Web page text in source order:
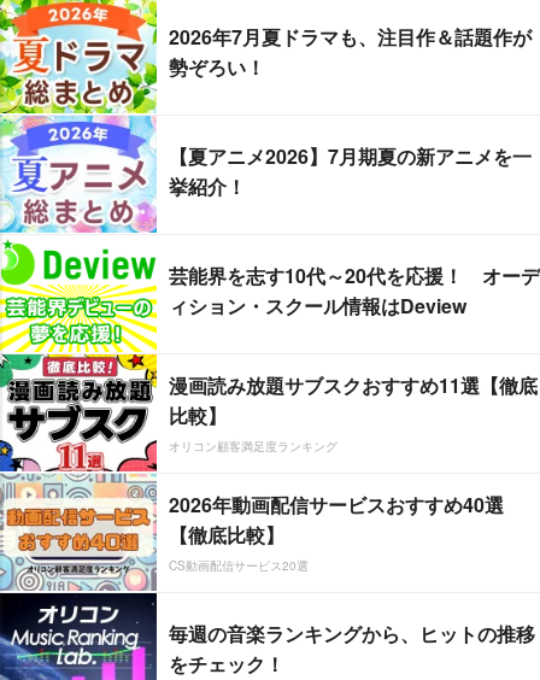
2026年7月夏ドラマも、注目作＆話題作が
勢ぞろい！
【夏アニメ2026】7月期夏の新アニメを一
挙紹介！
芸能界を志す10代～20代を応援！ オーデ
ィション・スクール情報はDeview
漫画読み放題サブスクおすすめ11選【徹底
比較】
オリコン顧客満足度ランキング
2026年動画配信サービスおすすめ40選
【徹底比較】
CS動画配信サービス20選
毎週の音楽ランキングから、ヒットの推移
をチェック！